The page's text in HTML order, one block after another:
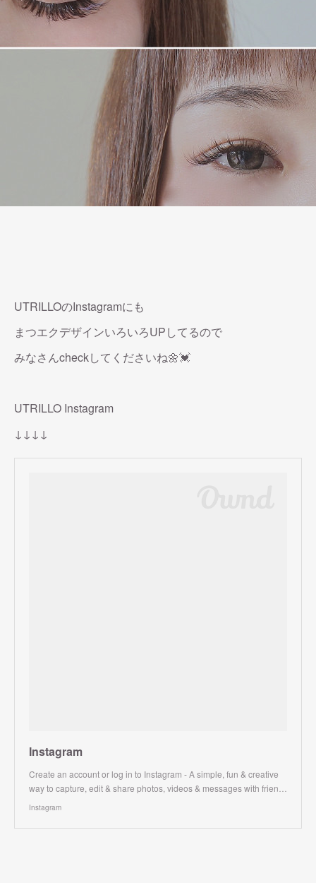
UTRILLOのInstagramにも
まつエクデザインいろいろUPしてるので
みなさんcheckしてくださいね🌼💓
UTRILLO Instagram
↓↓↓↓
Instagram
Create an account or log in to Instagram - A simple, fun & creative
way to capture, edit & share photos, videos & messages with frien…
Instagram